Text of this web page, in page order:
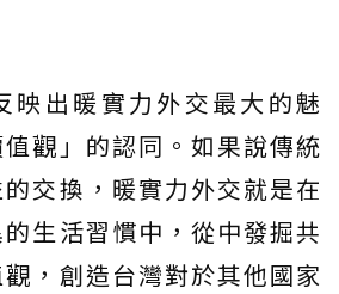
映出暖實力外交最大的魅
觀」的認同。如果說傳統
交換，暖實力外交就是在
生活習慣中，從中發掘共
，創造台灣對於其他國家